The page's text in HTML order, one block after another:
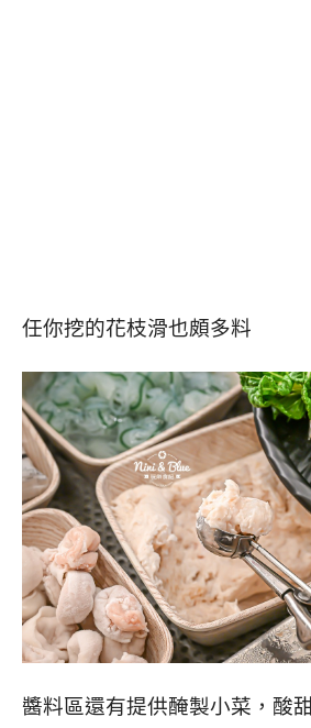
任你挖的花枝滑也頗多料
醬料區還有提供醃製小菜，酸